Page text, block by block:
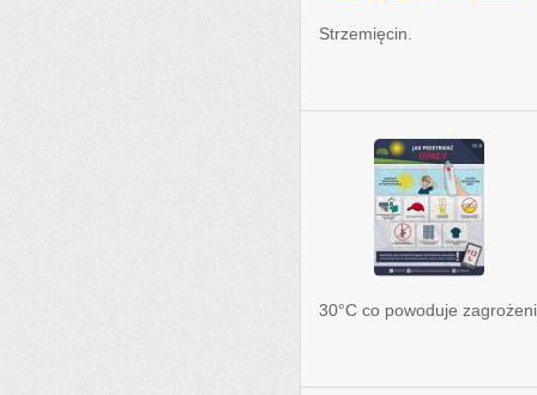
Strzemięcin.
30°C co powoduje